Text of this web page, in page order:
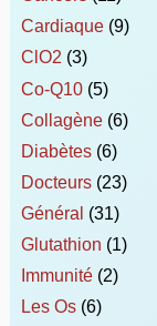
Cardiaque(9)
ClO2 (3)
Co-Q10(5)
Collagène(6)
Diabètes(6)
Docteurs(23)
Général (31)
Glutathion (1)
Immunité(2)
Les Os(6)